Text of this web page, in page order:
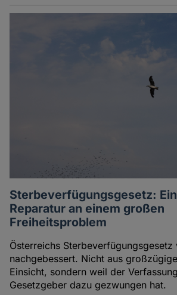
Sterbeverfügungsgesetz:
Reparatur an einem großen
Freiheitsproblem
Österreichs Sterbeverfügungsgesetz
nachgebessert. Nicht aus
Einsicht, sondern weil der
Gesetzgeber dazu gezwungen hat.